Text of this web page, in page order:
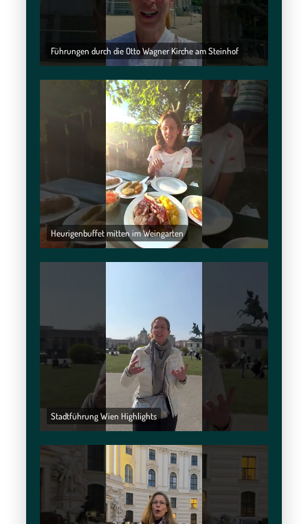
Führungen durch die Otto Wagner Kirche am Steinhof
Heurigenbuffet mitten im Weingarten
Stadtführung Wien Highlights